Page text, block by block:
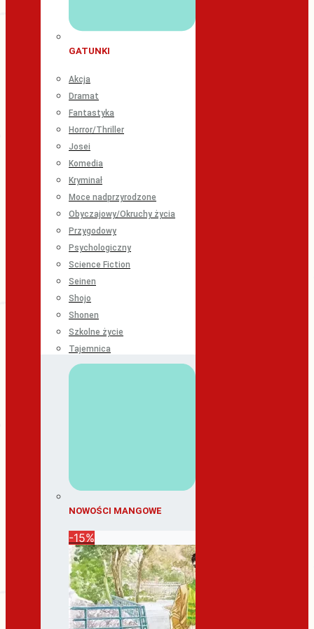
GATUNKI
Akcja
Dramat
Fantastyka
Horror/Thriller
Josei
Komedia
Kryminał
Moce nadprzyrodzone
Obyczajowy/Okruchy życia
Przygodowy
Psychologiczny
Science Fiction
Seinen
Shojo
Shonen
Szkolne życie
Tajemnica
NOWOŚCI MANGOWE
-15%